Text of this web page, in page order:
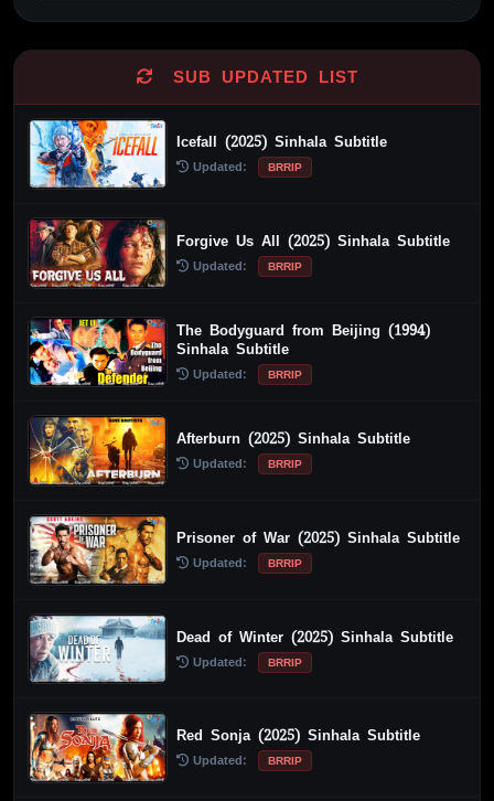
SUB UPDATED LIST
Icefall (2025) Sinhala Subtitle
Updated: BRRIP
Forgive Us All (2025) Sinhala Subtitle
Updated: BRRIP
The Bodyguard from Beijing (1994)
Sinhala Subtitle
Updated: BRRIP
Afterburn (2025) Sinhala Subtitle
Updated: BRRIP
Prisoner of War (2025) Sinhala Subtitle
Updated: BRRIP
Dead of Winter (2025) Sinhala Subtitle
Updated: BRRIP
Red Sonja (2025) Sinhala Subtitle
Updated: BRRIP